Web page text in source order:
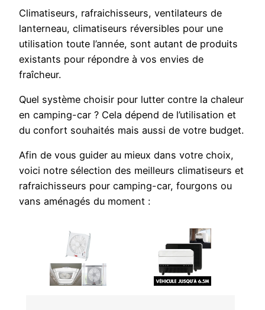
Climatiseurs, rafraichisseurs, ventilateurs de
lanterneau, climatiseurs réversibles pour une
utilisation toute l’année, sont autant de produits
existants pour répondre à vos envies de
fraîcheur.
Quel système choisir pour lutter contre la chaleur
en camping-car ? Cela dépend de l’utilisation et
du confort souhaités mais aussi de votre budget.
Afin de vous guider au mieux dans votre choix,
voici notre sélection des meilleurs climatiseurs et
rafraichisseurs pour camping-car, fourgons ou
vans aménagés du moment :